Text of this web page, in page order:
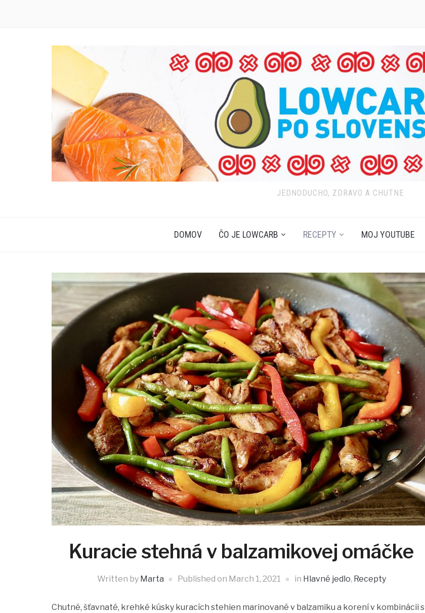
JEDNODUCHO, ZDRAVO A CHUTNE
DOMOV ČO JE LOWCARB RECEPTY MOJ YOUTUBE
Kuracie stehná v balzamikovej omáčke
Written by Marta Published on March 1, 2021 in Hlavné jedlo, Recepty
Chutné, šťavnaté, krehké kúsky kuracích stehien marinované v balzamiku a korení v kombinácii s